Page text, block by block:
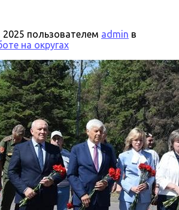
пользователем admin в
на округах